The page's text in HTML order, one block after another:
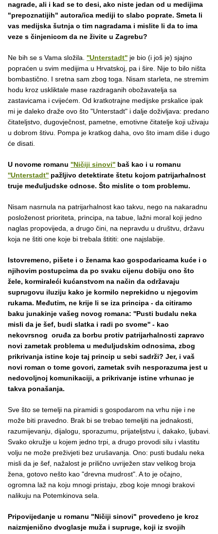
nagrade, ali i kad se to desi, ako niste jedan od u medijima
"prepoznatijih" autora/ica mediji to slabo poprate. Smeta li
vas medijska šutnja o tim nagradama i mislite li da to ima
veze s činjenicom da ne živite u Zagrebu?
Ne bih se s Vama složila. ''Unterstadt'' je bio (i još je) sjajno
popraćen u svim medijima u Hrvatskoj, pa i šire. Nije to bilo ništa
bombastično. I sretna sam zbog toga. Nisam starleta, ne stremim
hodu kroz uskliktale mase razdraganih obožavatelja sa
zastavicama i cvijećem. Od kratkotrajne medijske prskalice ipak
mi je daleko draže ovo što "Unterstadt" i dalje doživljava: predano
čitateljstvo, dugovječnost, pametne, emotivne čitatelje koji uživaju
u dobrom štivu. Pompa je kratkog daha, ovo što imam diše i dugo
će disati.
U novome romanu ''Ničiji sinovi'' baš kao i u romanu
''Unterstadt'' pažljivo detektirate štetu kojom patrijarhalnost
truje međuljudske odnose. Što mislite o tom problemu.
Nisam nasrnula na patrijarhalnost kao takvu, nego na nakaradnu
posloženost prioriteta, principa, na tabue, lažni moral koji jedno
naglas propovijeda, a drugo čini, na nepravdu u društvu, državu
koja ne štiti one koje bi trebala štititi: one najslabije.
Istovremeno, pišete i o ženama kao gospodaricama kuće i o
njihovim postupcima da po svaku cijenu dobiju ono što
žele, kormiraleći kućanstvom na način da održavaju
suprugovu iluziju kako je kormilo neprekidno u njegovim
rukama. Međutim, ne krije li se iza principa - da citiramo
baku junakinje vašeg novog romana: ''Pusti budalu neka
misli da je šef, budi slatka i radi po svome'' - kao
nekovrsnog oruđa za borbu protiv patrijarhalnosti zapravo
novi zametak problema u međuljudskim odnosima, zbog
prikrivanja istine koje taj princip u sebi sadrži? Jer, i vaš
novi roman o tome govori, zametak svih nesporazuma jest u
nedovoljnoj komunikaciji, a prikrivanje istine vrhunac je
takva ponašanja.
Sve što se temelji na piramidi s gospodarom na vrhu nije i ne
može biti pravedno. Brak bi se trebao temeljiti na jednakosti,
razumijevanju, dijalogu, sporazumu, prijateljstvu i, dakako, ljubavi.
Svako okružje u kojem jedno trpi, a drugo provodi silu i vlastitu
volju ne može preživjeti bez urušavanja. Ono: pusti budalu neka
misli da je šef, nažalost je prilično uvriježen stav velikog broja
žena, gotovo nešto kao "drevna mudrost". A to je očajno,
ogromna laž na koju mnogi pristaju, zbog koje mnogi brakovi
nalikuju na Potemkinova sela.
Pripovijedanje u romanu "Ničiji sinovi" provedeno je kroz
naizmjenično dvoglasje muža i supruge, koji iz svojih